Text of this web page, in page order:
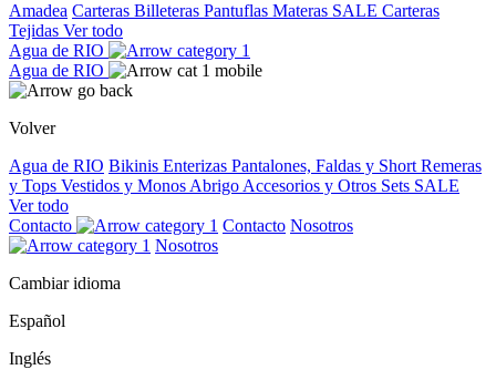
Amadea Carteras Billeteras Pantuflas Materas SALE Carteras
Tejidas Ver todo
Agua de RIO
Agua de RIO
Volver
Agua de RIO Bikinis Enterizas Pantalones, Faldas y Short Remeras
y Tops Vestidos y Monos Abrigo Accesorios y Otros Sets SALE
Ver todo
Contacto
Contacto Nosotros
Nosotros
Cambiar idioma
Español
Inglés